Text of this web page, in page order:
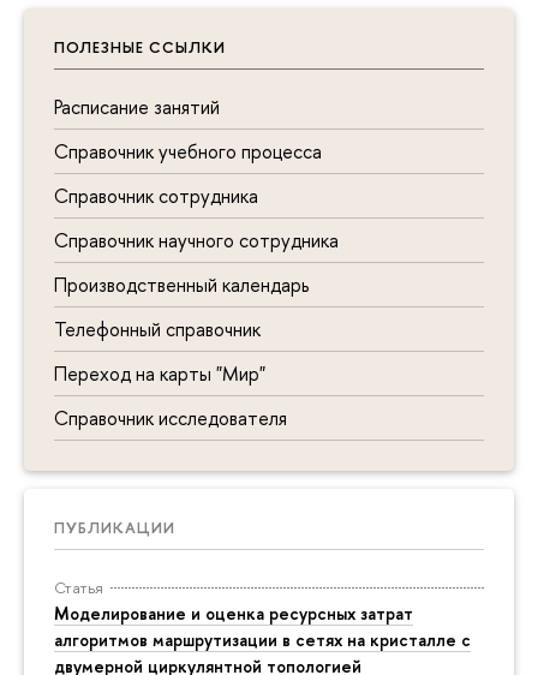
ПОЛЕЗНЫЕ ССЫЛКИ
Расписание занятий
Справочник учебного процесса
Справочник сотрудника
Справочник научного сотрудника
Производственный календарь
Телефонный справочник
Переход на карты "Мир"
Справочник исследователя
ПУБЛИКАЦИИ
Статья
Моделирование и оценка ресурсных затрат
алгоритмов маршрутизации в сетях на кристалле с
двумерной циркулянтной топологией